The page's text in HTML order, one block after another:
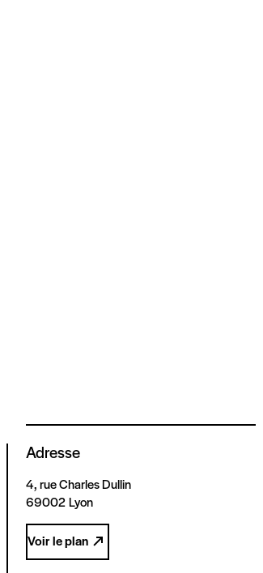
Adresse
4, rue Charles Dullin
69002 Lyon
Voir le plan